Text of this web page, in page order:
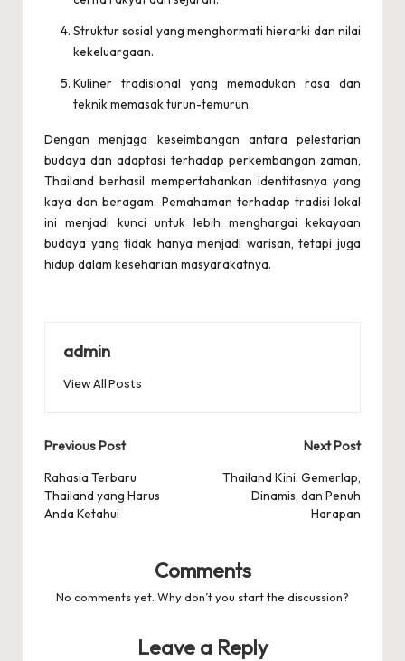
Struktur sosial yang menghormati hierarki dan nilai
kekeluargaan.
Kuliner tradisional yang memadukan rasa dan
teknik memasak turun-temurun.
Dengan menjaga keseimbangan antara pelestarian
budaya dan adaptasi terhadap perkembangan zaman,
Thailand berhasil mempertahankan identitasnya yang
kaya dan beragam. Pemahaman terhadap tradisi lokal
ini menjadi kunci untuk lebih menghargai kekayaan
budaya yang tidak hanya menjadi warisan, tetapi juga
hidup dalam keseharian masyarakatnya.
admin
View All Posts
Post
navigation
Previous Post
Rahasia Terbaru
Thailand yang Harus
Anda Ketahui
Next Post
Thailand Kini: Gemerlap,
Dinamis, dan Penuh
Harapan
Comments
No comments yet. Why don’t you start the discussion?
Leave a Reply